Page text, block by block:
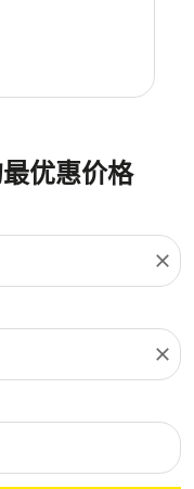
优惠价格
close
close